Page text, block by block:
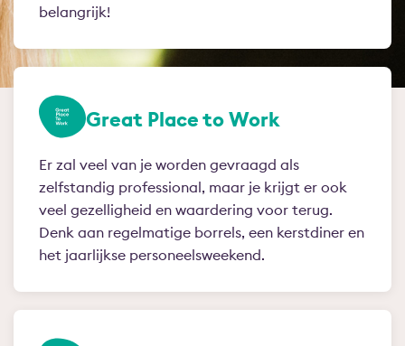
belangrijk!
Great Place to Work
Er zal veel van je worden gevraagd als
zelfstandig professional, maar je krijgt er ook
veel gezelligheid en waardering voor terug.
Denk aan regelmatige borrels, een kerstdiner en
het jaarlijkse personeelsweekend.